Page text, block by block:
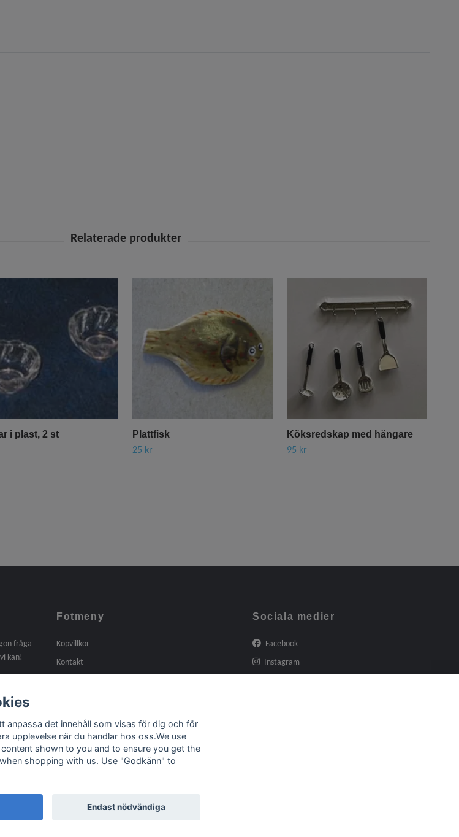
i plast, 2 st Plattfisk
25 kr
Köksredskap med hängare
95 kr
fråga
kan!
Fotmeny
Köpvillkor
Kontakt
Sociala medier
Facebook
Instagram
anpassa det innehåll som visas för dig och för
upplevelse när du handlar hos oss.We use
shown to you and to ensure you get the
shopping with us. Use "Godkänn" to
Endast nödvändiga